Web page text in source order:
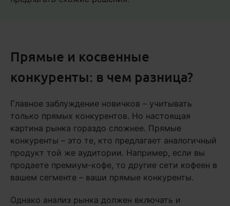
Прямые и косвенные
конкуренты: в чем разница?
Главное заблуждение новичков – учитывать
только прямых конкурентов. Но настоящая
картина рынка гораздо сложнее. Прямые
конкуренты – это те, кто предлагает аналогичный
продукт той же аудитории. Например, если вы
продаете премиум-кофе, то другие сети кофеен в
вашем сегменте – ваши прямые конкуренты.
Однако анализ рынка должен включать и